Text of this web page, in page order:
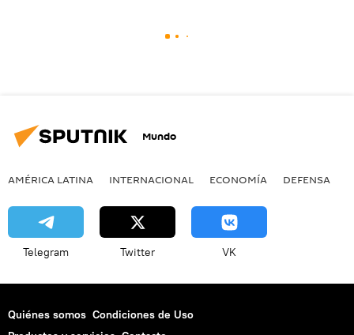
Mundo
AMÉRICA LATINA INTERNACIONAL ECONOMÍA DEFENSA
Telegram Twitter VK
Quiénes somos Condiciones de Uso